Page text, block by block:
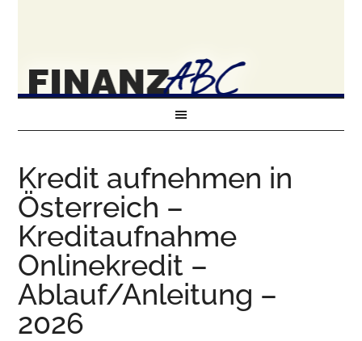
Kredit aufnehmen in
Österreich –
Kreditaufnahme
Onlinekredit –
Ablauf/Anleitung –
2026